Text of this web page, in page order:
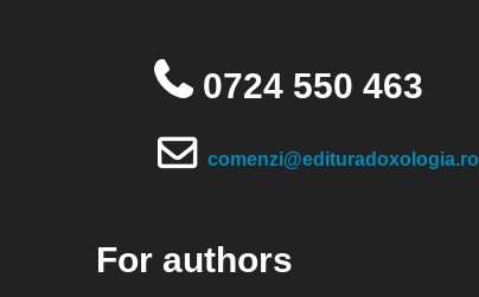
0724 550 463
comenzi@edituradoxologia.ro
For authors